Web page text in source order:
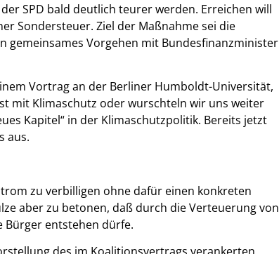
SPD bald deutlich teurer werden. Erreichen will
Sondersteuer. Ziel der Maßnahme sei die
gemeinsames Vorgehen mit Bundesfinanzminister
Vortrag an der Berliner Humboldt-Universität,
mit Klimaschutz oder wurschteln wir uns weiter
Kapitel“ in der Klimaschutzpolitik. Bereits jetzt
aus.
zu verbilligen ohne dafür einen konkreten
aber zu betonen, daß durch die Verteuerung von
Bürger entstehen dürfe.